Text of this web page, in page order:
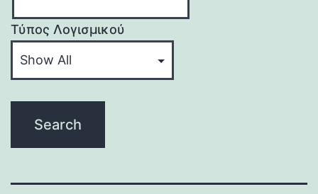
Τύπος Λογισμικού